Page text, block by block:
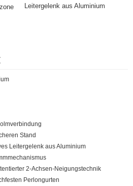
Leitergelenk aus Aluminium
Stand
Leitergelenk aus Aluminium
2-Achsen-Neigungstechnik
Perlongurten